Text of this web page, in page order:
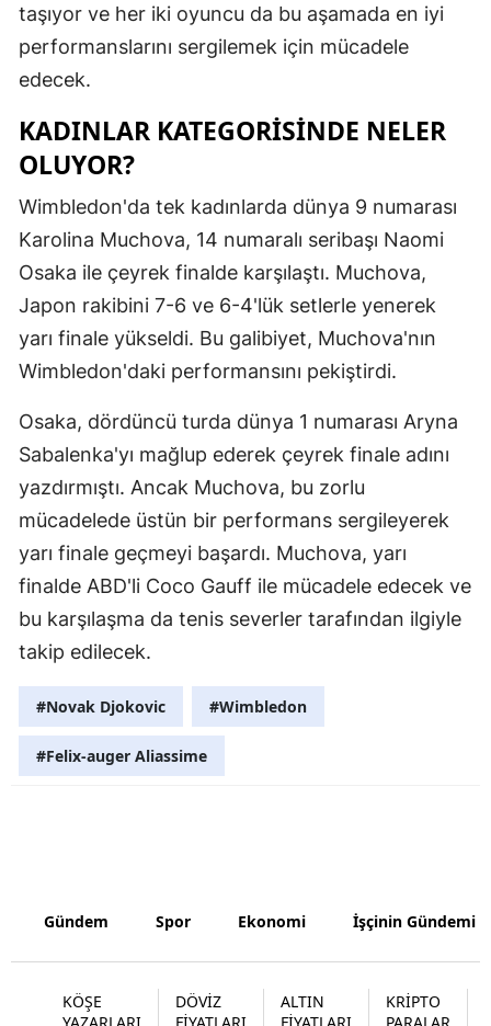
Kütahya
Manisa
Mardin
Muş
Nevşehir
Ordu
Sakarya
Siirt
Şanlıurfa
Van
taşıyor ve her iki oyuncu da bu aşamada en iyi
performanslarını sergilemek için mücadele
edecek.
KADINLAR KATEGORISINDE NELER
OLUYOR?
Wimbledon'da tek kadınlarda dünya 9 numarası
Karolina Muchova, 14 numaralı seribaşı Naomi
Osaka ile çeyrek finalde karşılaştı. Muchova,
Japon rakibini 7-6 ve 6-4'lük setlerle yenerek
yarı finale yükseldi. Bu galibiyet, Muchova'nın
Wimbledon'daki performansını pekiştirdi.
Osaka, dördüncü turda dünya 1 numarası Aryna
Sabalenka'yı mağlup ederek çeyrek finale adını
yazdırmıştı. Ancak Muchova, bu zorlu
mücadelede üstün bir performans sergileyerek
yarı finale geçmeyi başardı. Muchova, yarı
finalde ABD'li Coco Gauff ile mücadele edecek ve
bu karşılaşma da tenis severler tarafından ilgiyle
takip edilecek.
#Novak Djokovic #Wimbledon
#Felix-auger Aliassime
Gündem Spor Ekonomi İşçinin Gündemi
KÖŞE
DÖVİZ
ALTIN
KRİPTO